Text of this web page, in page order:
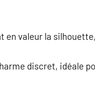
valeur la
discret, idéale